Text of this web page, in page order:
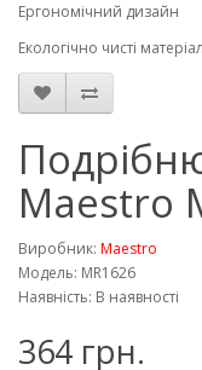
Ергономічний дизайн
Екологічно чисті
Maestro
Виробник: Maestro
Модель: MR1626
Наявність: В наявності
364 грн.